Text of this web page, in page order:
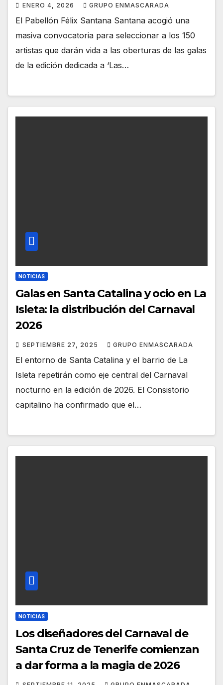
ENERO 4, 2026 GRUPO ENMASCARADA
El Pabellón Félix Santana Santana acogió una
masiva convocatoria para seleccionar a los 150
artistas que darán vida a las oberturas de las galas
de la edición dedicada a ‘Las…
NOTICIAS
Galas en Santa Catalina y ocio en La
Isleta: la distribución del Carnaval
2026
SEPTIEMBRE 27, 2025 GRUPO ENMASCARADA
El entorno de Santa Catalina y el barrio de La
Isleta repetirán como eje central del Carnaval
nocturno en la edición de 2026. El Consistorio
capitalino ha confirmado que el…
NOTICIAS
Los diseñadores del Carnaval de
Santa Cruz de Tenerife comienzan
a dar forma a la magia de 2026